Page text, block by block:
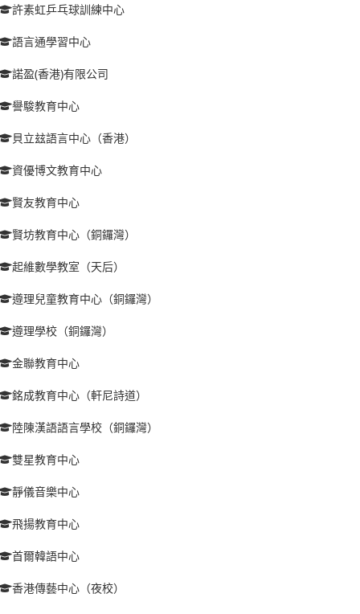
許素虹乒乓球訓練中心
語言通學習中心
諾盈(香港)有限公司
譽駿教育中心
貝立玆語言中心（香港）
資優博文教育中心
賢友教育中心
賢坊教育中心（銅鑼灣）
起維數學教室（天后）
遵理兒童教育中心（銅鑼灣）
遵理學校（銅鑼灣）
金聯教育中心
銘成教育中心（軒尼詩道）
陸陳漢語語言學校（銅鑼灣）
雙星教育中心
靜儀音樂中心
飛揚教育中心
首爾韓語中心
香港傳藝中心（夜校）